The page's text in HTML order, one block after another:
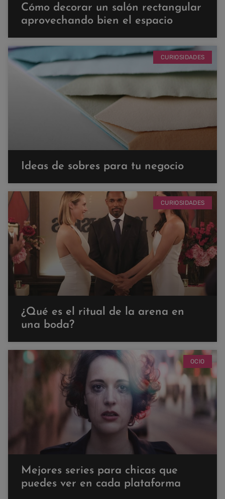
Cómo decorar un salón rectangular
aprovechando bien el espacio
CURIOSIDADES
Ideas de sobres para tu negocio
CURIOSIDADES
¿Qué es el ritual de la arena en
una boda?
OCIO
Mejores series para chicas que
puedes ver en cada plataforma